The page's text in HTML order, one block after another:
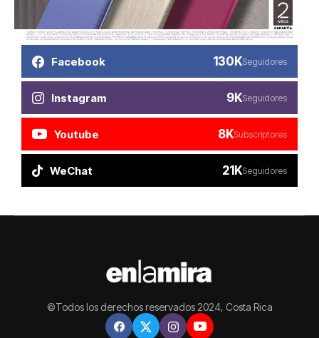
Facebook 130KSeguidores
Instagram 9KSeguidores
Youtube 8KSubscriptores
WeChat 21KSeguidores
©Todos los derechos reservados 2024, Costa Rica